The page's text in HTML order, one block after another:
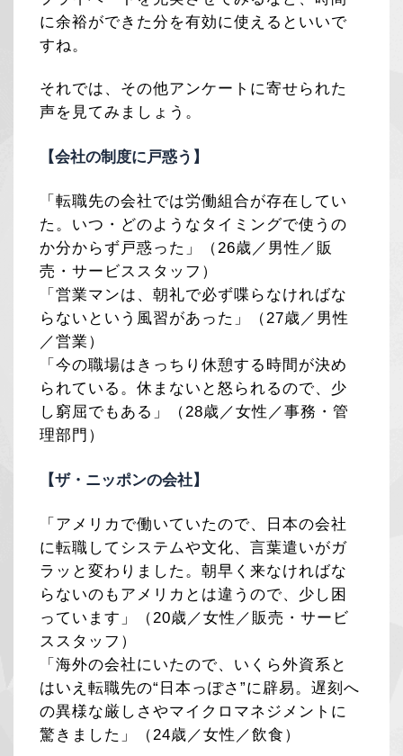
に余裕ができた分を有効に使えるといいで
すね。
それでは、その他アンケートに寄せられた
声を見てみましょう。
【会社の制度に戸惑う】
「転職先の会社では労働組合が存在してい
た。いつ・どのようなタイミングで使うの
か分からず戸惑った」（26歳／男性／販
売・サービススタッフ）
「営業マンは、朝礼で必ず喋らなければな
らないという風習があった」（27歳／男性
／営業）
「今の職場はきっちり休憩する時間が決め
られている。休まないと怒られるので、少
し窮屈でもある」（28歳／女性／事務・管
理部門）
【ザ・ニッポンの会社】
「アメリカで働いていたので、日本の会社
に転職してシステムや文化、言葉遣いがガ
ラッと変わりました。朝早く来なければな
らないのもアメリカとは違うので、少し困
っています」（20歳／女性／販売・サービ
ススタッフ）
「海外の会社にいたので、いくら外資系と
はいえ転職先の“日本っぽさ”に辟易。遅刻へ
の異様な厳しさやマイクロマネジメントに
驚きました」（24歳／女性／飲食）